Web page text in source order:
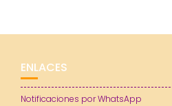
ENLACES
Notificaciones por WhatsApp